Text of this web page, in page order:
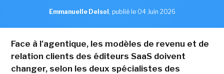
Emmanuelle Delsol , publié le 04 Juin 2026
Face à l'agentique, les modèles de revenu et de
relation clients des éditeurs SaaS doivent
changer, selon les deux spécialistes des